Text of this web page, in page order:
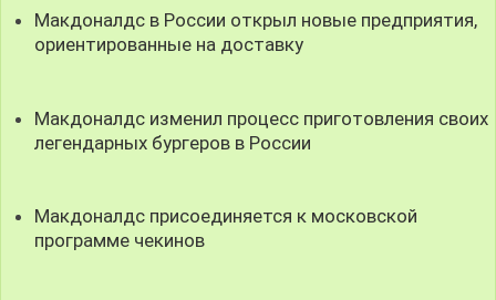
Макдоналдс в России открыл новые предприятия,
ориентированные на доставку
Макдоналдс изменил процесс приготовления своих
легендарных бургеров в России
Макдоналдс присоединяется к московской
программе чекинов